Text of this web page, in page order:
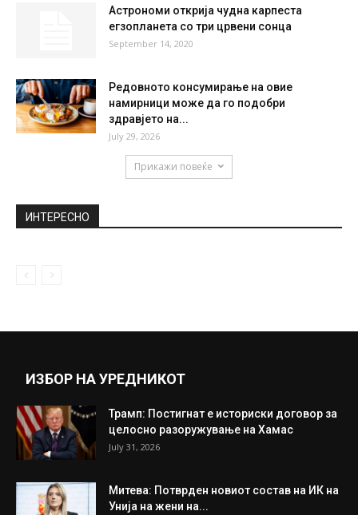
Астрономи открија чудна карпеста
егзопланета со три црвени сонца
September 14, 2020
Редовното консумирање на овие
намирници може да го подобри
здравјето на...
July 29, 2026
Прикажи повеќе
ИНТЕРЕСНО
ИЗБОР НА УРЕДНИКОТ
Трамп: Постигнат е историски договор за
целосно разоружување на Хамас
July 31, 2026
Митева: Потврден новиот состав на ИК на
Унија на жени на...